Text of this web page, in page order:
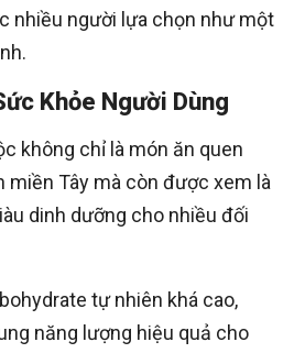
nhiều người lựa chọn như một
Khỏe Người Dùng
không chỉ là món ăn quen
miền Tây mà còn được xem là
dinh dưỡng cho nhiều đối
tự nhiên khá cao,
năng lượng hiệu quả cho